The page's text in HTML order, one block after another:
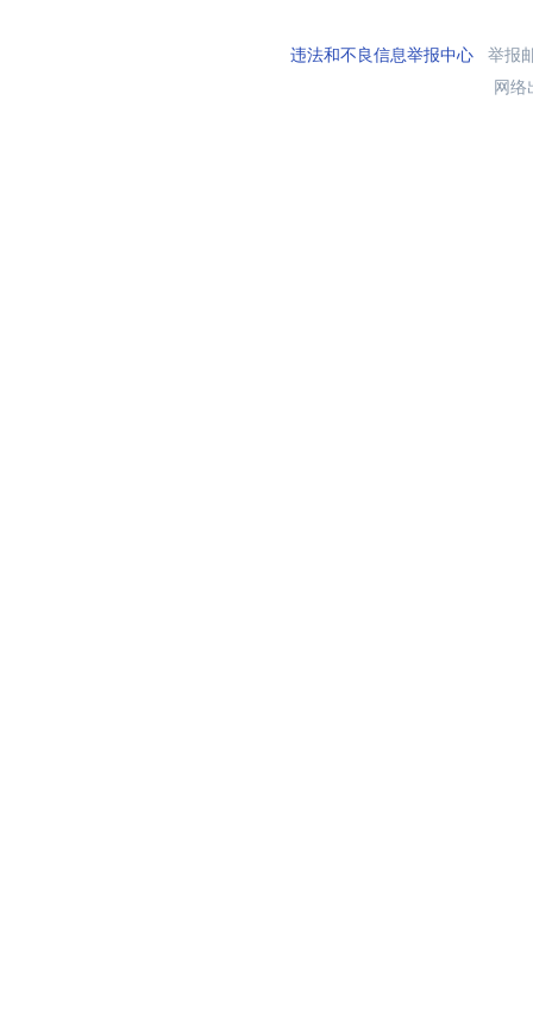
违法和不良信息举报中心举报
网